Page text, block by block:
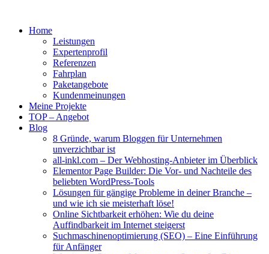
Home
Leistungen
Expertenprofil
Referenzen
Fahrplan
Paketangebote
Kundenmeinungen
Meine Projekte
TOP – Angebot
Blog
8 Gründe, warum Bloggen für Unternehmen
unverzichtbar ist
all-inkl.com – Der Webhosting-Anbieter im Überblick
Elementor Page Builder: Die Vor- und Nachteile des
beliebten WordPress-Tools
Lösungen für gängige Probleme in deiner Branche –
und wie ich sie meisterhaft löse!
Online Sichtbarkeit erhöhen: Wie du deine
Auffindbarkeit im Internet steigerst
Suchmaschinenoptimierung (SEO) – Eine Einführung
für Anfänger